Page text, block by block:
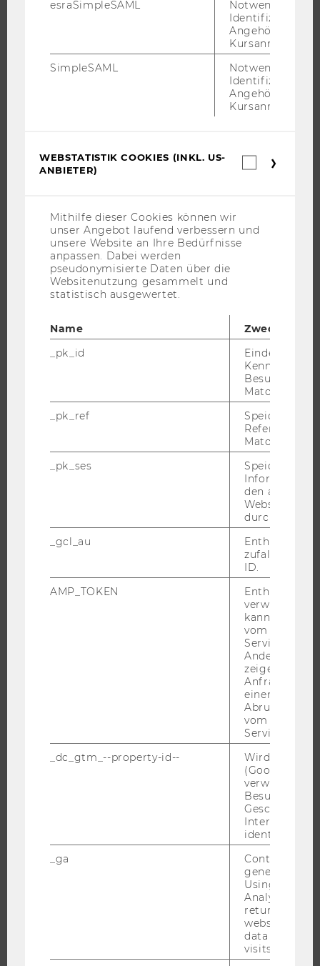
WARUM WU?
DOKTORAT / PHD
ANGEBOTE FÜR SCHULEN UND STUDIENINTERESSIERTE
FORSCHUNG
FORSCHUNGSPORTAL
ÜBER DIE WU
WELCOME SERVICES
esraSimpleSAML
Notwendig zur
Identifizierung
Angehörige/r für
Kursanmeldung.
SimpleSAML
Notwendig zur
Identifizierung
Angehörige/r für
Kursanmeldung.
WEBSTATISTIK COOKIES (INKL. US-
ANBIETER)
Mithilfe dieser Cookies können wir
unser Angebot laufend verbessern und
unsere Website an Ihre Bedürfnisse
anpassen. Dabei werden
pseudonymisierte Daten über die
Websitenutzung gesammelt und
statistisch ausgewertet.
Name
Zweck
_pk_id
Eindeutige
Besuchers
Matomo.
_pk_ref
Speicherung
Referrers
Matomo.
_pk_ses
Speicherung
den aktuellen
durch
_gcl_au
Enthält eine
ID.
AMP_TOKEN
Enthält ein
verwendet
kann, um
vom AMP-
Service
Andere
zeigen Opt-
Anfrage im
einen Fehler
Abrufen
vom AMP
Service an.
_dc_gtm_--property-id--
Wird von
(Google Tag
verwendet,
Besucher
Geschlecht
Interessen zu
identifizieren.
_ga
Contains a
generated
Using this
Analytics can
returning
website and
data from
visits.